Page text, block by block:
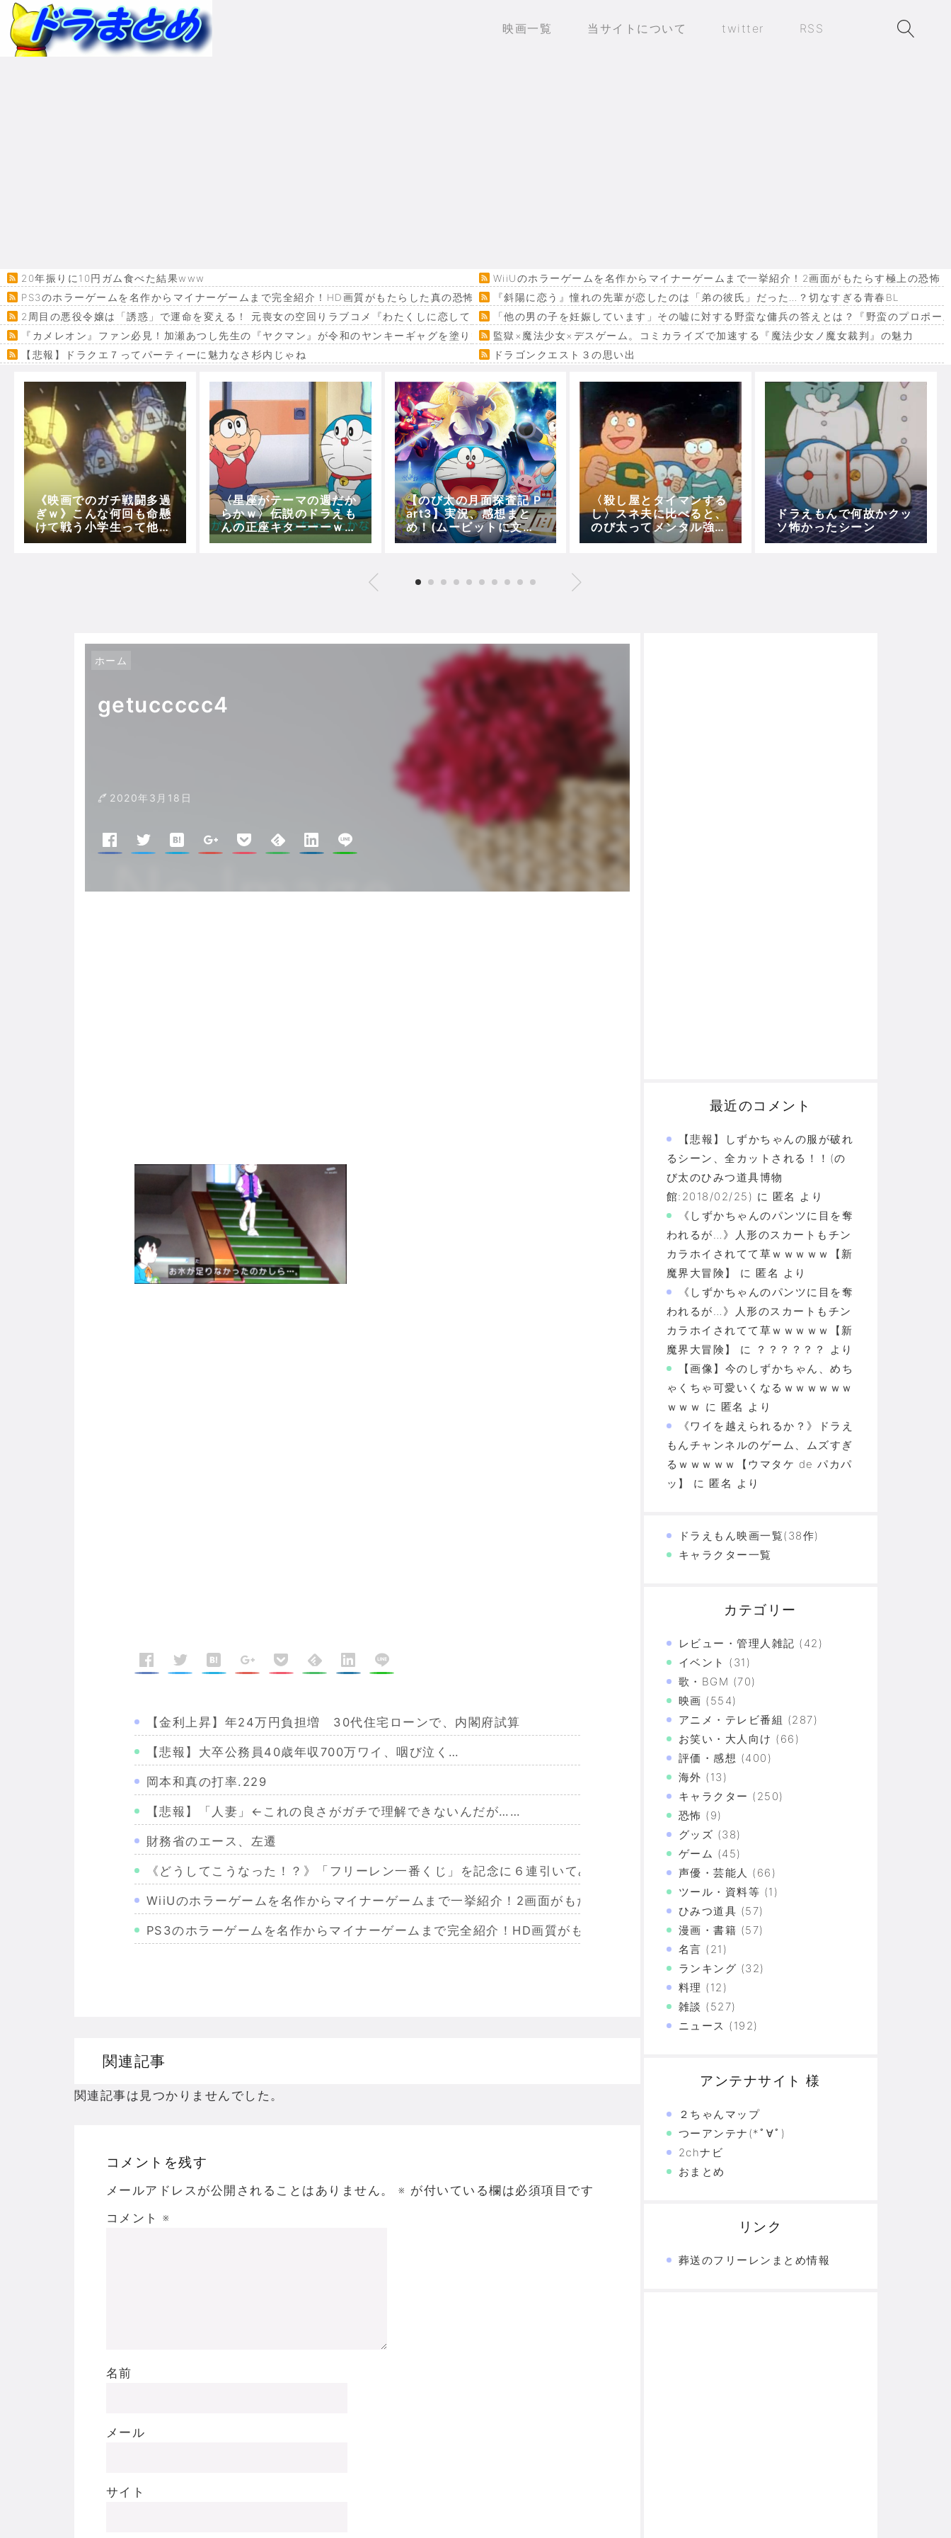
映画一覧 当サイトについて twitter RSS
20年振りに10円ガム食べた結果www
WiiUのホラーゲームを名作からマイナーゲームまで一挙紹介！2画面がもたらす極上の恐怖
PS3のホラーゲームを名作からマイナーゲームまで完全紹介！HD画質がもたらした真の恐怖…
『斜陽に恋う』憧れの先輩が恋したのは「弟の彼氏」だった…？切なすぎる青春BL
2周目の悪役令嬢は「誘惑」で運命を変える！ 元喪女の空回りラブコメ『わたくしに恋してください！』「他の男の子を妊娠しています」その嘘に対する野蛮な傭兵の答えとは？『野蛮のプロポー
『カメレオン』ファン必見！加瀬あつし先生の『ヤクマン』が令和のヤンキーギャグを塗り替える監獄×魔法少女×デスゲーム。コミカライズで加速する『魔法少女ノ魔女裁判』の魅力
【悲報】ドラクエ７ってパーティーに魅力なさ杉内じゃね
ドラゴンクエスト３の思い出
Powered by livedoor 相互RSS
《映画でのガチ戦闘多過
ぎｗ》こんな何回も命懸
けて戦う小学生って他に
おる？？
〈星座がテーマの週だか
らかｗ〉伝説のドラえも
んの正座キターーーｗｗ
ｗｗｗ(ねがい星)
【のび太の月面探査記 P
art3】実況、感想まと
め！(ムービットに文明
を～月の世界が大発展)
〈殺し屋とタイマンする
し〉スネ夫に比べると、
のび太ってメンタル強い
よなｗｗｗｗｗ
ドラえもんで何故かクッ
ソ怖かったシーン
ホーム
getuccccc4
2020年3月18日
【金利上昇】年24万円負担増 30代住宅ローンで、内閣府試算
【悲報】大卒公務員40歳年収700万ワイ、咽び泣く…
岡本和真の打率.229
【悲報】「人妻」←これの良さがガチで理解できないんだが……
財務省のエース、左遷
《どうしてこうなった！？》「フリーレン一番くじ」を記念に６連引いてみた！気づけばXX連で合計○万円使ってた！？
WiiUのホラーゲームを名作からマイナーゲームまで一挙紹介！2画面がもたらす極上の恐怖
PS3のホラーゲームを名作からマイナーゲームまで完全紹介！HD画質がもたらした真の恐怖…
PS2のホラーゲームを名作からマイナーまで完全紹介！フルポリゴンがもたらした恐怖の革命
ドリームキャストのホラーゲームを名作からマイナーまで完全紹介！ビジュアルメモリと駆け抜けた日々を思い出そう
Powered by livedoor 相互RSS
関連記事
関連記事は見つかりませんでした。
コメントを残す
メールアドレスが公開されることはありません。 ※ が付いている欄は必須項目です
コメント ※
名前
メール
サイト
最近のコメント
【悲報】しずかちゃんの服が破れ
るシーン、全カットされる！！(の
び太のひみつ道具博物
館:2018/02/25) に 匿名 より
《しずかちゃんのパンツに目を奪
われるが…》人形のスカートもチン
カラホイされてて草ｗｗｗｗｗ【新
魔界大冒険】
に 匿名 より
《しずかちゃんのパンツに目を奪
われるが…》人形のスカートもチン
カラホイされてて草ｗｗｗｗｗ【新
魔界大冒険】
に ？？？？？？
より
【画像】今のしずかちゃん、めち
ゃくちゃ可愛いくなるｗｗｗｗｗｗ
ｗｗｗ に 匿名 より
《ワイを越えられるか？》ドラえ
もんチャンネルのゲーム、ムズすぎ
るｗｗｗｗｗ【ウマタケ de パカパ
ッ】
に 匿名 より
ドラえもん映画一覧(38作)
キャラクター一覧
カテゴリー
レビュー・管理人雑記 (42)
イベント (31)
歌・BGM (70)
映画 (554)
アニメ・テレビ番組 (287)
お笑い・大人向け (66)
評価・感想 (400)
海外 (13)
キャラクター (250)
恐怖 (9)
グッズ (38)
ゲーム (45)
声優・芸能人 (66)
ツール・資料等 (1)
ひみつ道具 (57)
漫画・書籍 (57)
名言 (21)
ランキング (32)
料理 (12)
雑談 (527)
ニュース (192)
アンテナサイト 様
２ちゃんマップ
つーアンテナ(*ﾟ∀ﾟ)
2chナビ
おまとめ
リンク
葬送のフリーレンまとめ情報